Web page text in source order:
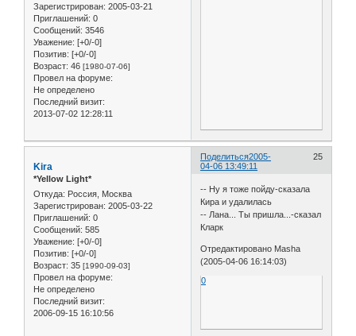
Зарегистрирован: 2005-03-21
Приглашений: 0
Сообщений: 3546
Уважение: [+0/-0]
Позитив: [+0/-0]
Возраст: 46 [1980-07-06]
Провел на форуме:
Не определено
Последний визит:
2013-07-02 12:28:11
Поделиться 25
2005-
04-06 13:49:11
Kira
*Yellow Light*
Откуда: Россия, Москва
Зарегистрирован: 2005-03-22
Приглашений: 0
Сообщений: 585
Уважение: [+0/-0]
Позитив: [+0/-0]
Возраст: 35 [1990-09-03]
Провел на форуме:
Не определено
Последний визит:
2006-09-15 16:10:56
-- Ну я тоже пойду-сказала
Кира и удалилась
-- Лана... Ты пришла...-сказал
Кларк
Отредактировано Masha
(2005-04-06 16:14:03)
0